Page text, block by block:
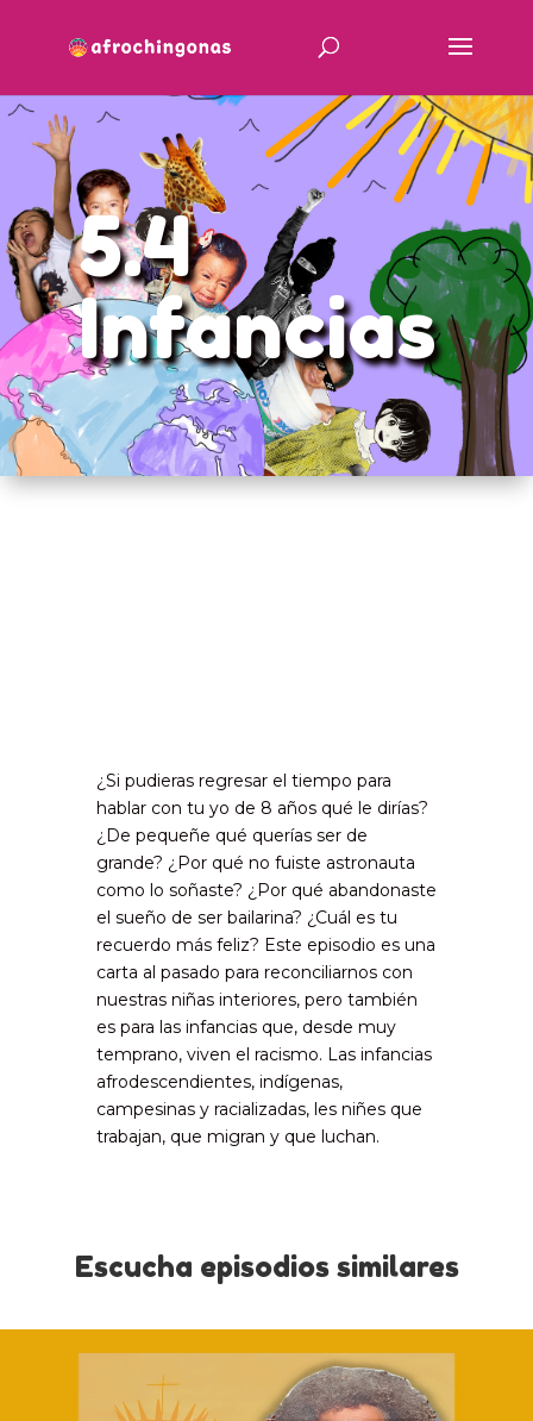
5.4
Infancias
¿Si pudieras regresar el tiempo para
hablar con tu yo de 8 años qué le dirías?
¿De pequeñe qué querías ser de
grande? ¿Por qué no fuiste astronauta
como lo soñaste? ¿Por qué abandonaste
el sueño de ser bailarina? ¿Cuál es tu
recuerdo más feliz? Este episodio es una
carta al pasado para reconciliarnos con
nuestras niñas interiores, pero también
es para las infancias que, desde muy
temprano, viven el racismo. Las infancias
afrodescendientes, indígenas,
campesinas y racializadas, les niñes que
trabajan, que migran y que luchan.
Escucha episodios similares